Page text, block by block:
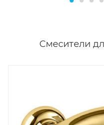
Смесители